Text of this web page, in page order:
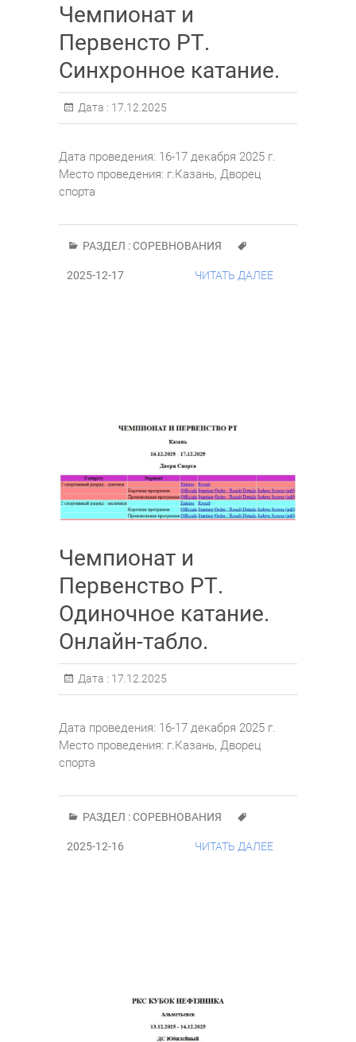
Чемпионат и
Первенсто РТ.
Синхронное катание.
Дата : 17.12.2025
Дата проведения: 16-17 декабря 2025 г.
Место проведения: г.Казань, Дворец
спорта
РАЗДЕЛ :СОРЕВНОВАНИЯ
2025-12-17 ЧИТАТЬ ДАЛЕЕ
Чемпионат и
Первенство РТ.
Одиночное катание.
Онлайн-табло.
Дата : 17.12.2025
Дата проведения: 16-17 декабря 2025 г.
Место проведения: г.Казань, Дворец
спорта
РАЗДЕЛ :СОРЕВНОВАНИЯ
2025-12-16 ЧИТАТЬ ДАЛЕЕ